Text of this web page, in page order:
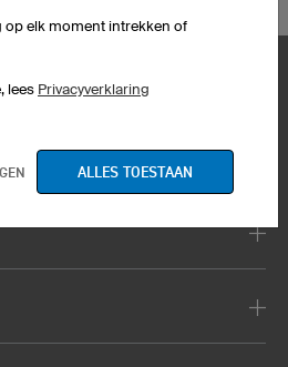
op elk moment intrekken of
lees Privacyverklaring
ALLES TOESTAAN